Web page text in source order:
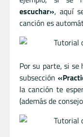
escuchar», aquí
canción es
Por su parte, si se
subsección
la canción te
(además de